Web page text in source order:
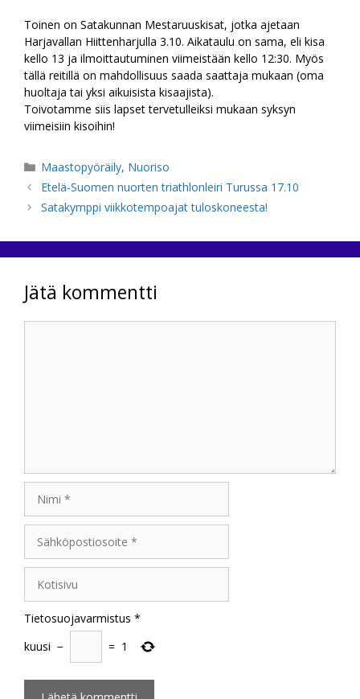
Toinen on Satakunnan Mestaruuskisat, jotka ajetaan
Harjavallan Hiittenharjulla 3.10. Aikataulu on sama, eli kisa
kello 13 ja ilmoittautuminen viimeistään kello 12:30. Myös
tällä reitillä on mahdollisuus saada saattaja mukaan (oma
huoltaja tai yksi aikuisista kisaajista).
Toivotamme siis lapset tervetulleiksi mukaan syksyn
viimeisiin kisoihin!
Kategoriat
Maastopyöräily, Nuoriso
Etelä-Suomen nuorten triathlonleiri Turussa 17.10
Satakymppi viikkotempoajat tuloskoneesta!
Jätä kommentti
Tietosuojavarmistus *
kuusi − = 1